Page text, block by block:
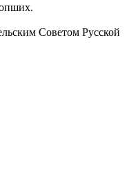
Советом Русской